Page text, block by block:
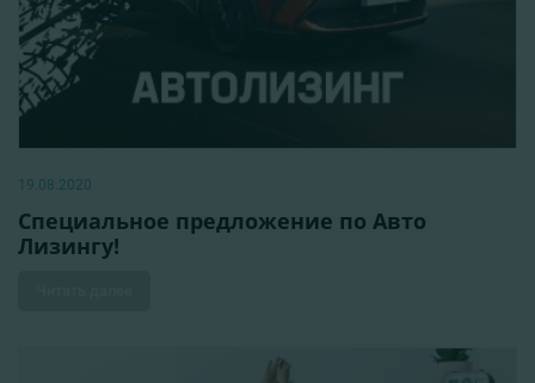
19.08.2020
Специальное предложение по Aвто
Лизингу!